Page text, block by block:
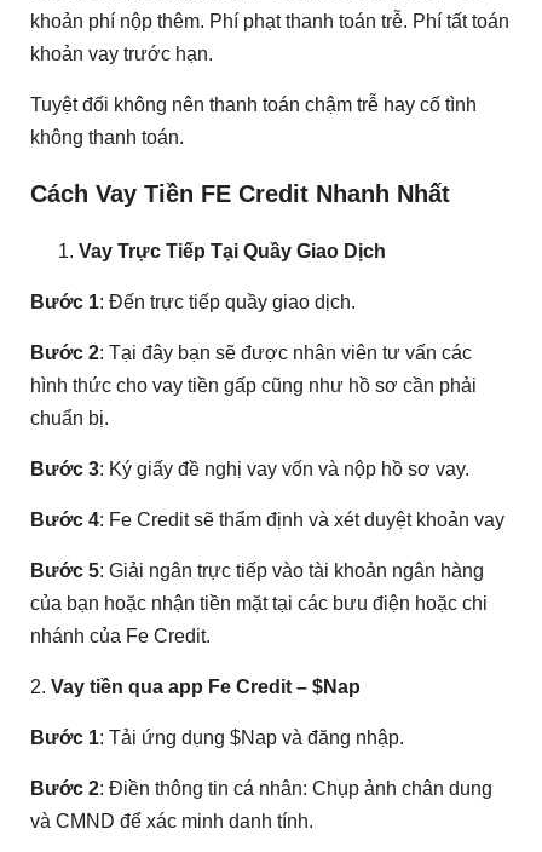
khoản phí nộp thêm. Phí phạt thanh toán trễ. Phí tất toán
khoản vay trước hạn.
Tuyệt đối không nên thanh toán chậm trễ hay cố tình
không thanh toán.
Cách Vay Tiền FE Credit Nhanh Nhất
Vay Trực Tiếp Tại Quầy Giao Dịch
Bước 1: Đến trực tiếp quầy giao dịch.
Bước 2: Tại đây bạn sẽ được nhân viên tư vấn các
hình thức cho vay tiền gấp cũng như hồ sơ cần phải
chuẩn bị.
Bước 3: Ký giấy đề nghị vay vốn và nộp hồ sơ vay.
Bước 4: Fe Credit sẽ thẩm định và xét duyệt khoản vay
Bước 5: Giải ngân trực tiếp vào tài khoản ngân hàng
của bạn hoặc nhận tiền mặt tại các bưu điện hoặc chi
nhánh của Fe Credit.
2. Vay tiền qua app Fe Credit – $Nap
Bước 1: Tải ứng dụng $Nap và đăng nhập.
Bước 2: Điền thông tin cá nhân: Chụp ảnh chân dung
và CMND để xác minh danh tính.